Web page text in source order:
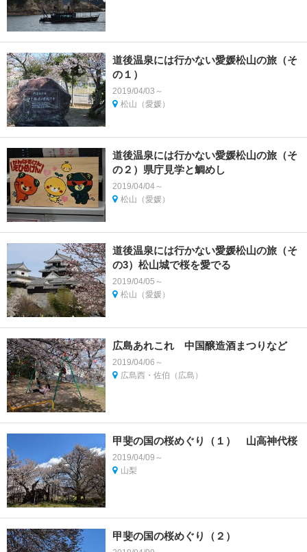
道後温泉には行かない愛媛松山の旅（そ
の１）
2019/04/03～
松山（愛媛）
道後温泉には行かない愛媛松山の旅（そ
の２）県庁見学と鯛めし
2019/04/04～
松山（愛媛）
道後温泉には行かない愛媛松山の旅（そ
の3）松山城で桜を愛でる
2019/04/05～
松山（愛媛）
広島あれこれ 中国醸造酒まつりなど
2019/04/06～
広島西・佐伯（広島）
甲斐の国の桜めぐり（１） 山高神代桜
2019/04/09～
山梨
甲斐の国の桜めぐり（２）